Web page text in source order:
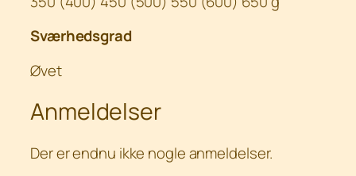
Sværhedsgrad
Øvet
Anmeldelser
Der er endnu ikke nogle anmeldelser.